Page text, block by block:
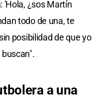
'Hola, ¿sos Martín
todo de una, te
posibilidad de que yo
a una